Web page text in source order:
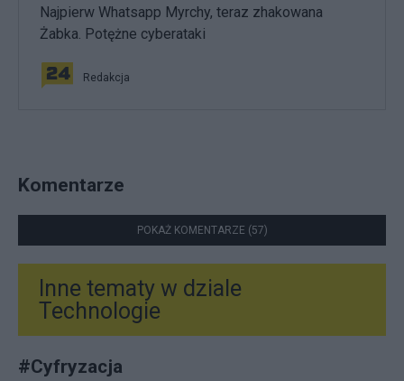
Najpierw Whatsapp Myrchy, teraz zhakowana
Żabka. Potężne cyberataki
Redakcja
Komentarze
POKAŻ KOMENTARZE (57)
Inne tematy w dziale
Technologie
#Cyfryzacja